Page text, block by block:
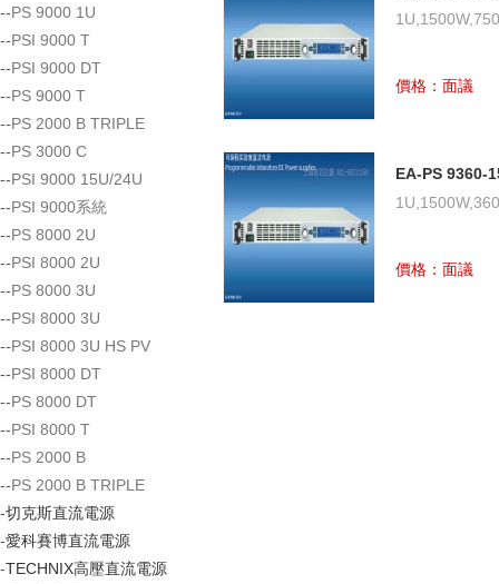
--PS 9000 1U
--PSI 9000 T
--PSI 9000 DT
--PS 9000 T
--PS 2000 B TRIPLE
--PS 3000 C
--PSI 9000 15U/24U
--PSI 9000系統
--PS 8000 2U
--PSI 8000 2U
--PS 8000 3U
--PSI 8000 3U
--PSI 8000 3U HS PV
--PSI 8000 DT
--PS 8000 DT
--PSI 8000 T
--PS 2000 B
--PS 2000 B TRIPLE
-切克斯直流電源
-愛科賽博直流電源
-TECHNIX高壓直流電源
源-上海雨芯儀
價格：面議
EA-PS 9360-
源-上海雨芯儀
價格：面議